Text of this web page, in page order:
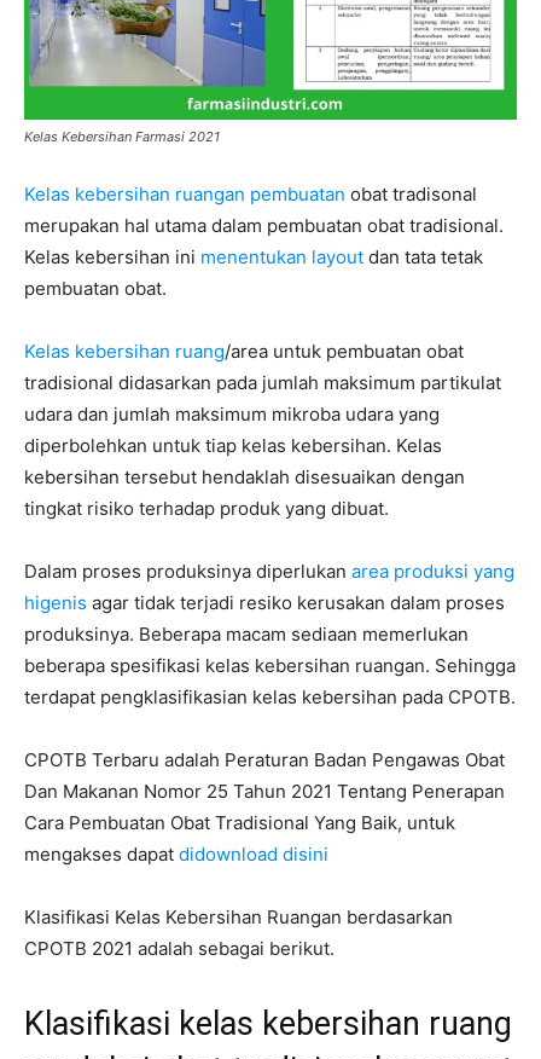
Kelas Kebersihan Farmasi 2021
Kelas kebersihan ruangan pembuatan obat tradisonal
merupakan hal utama dalam pembuatan obat tradisional.
Kelas kebersihan ini menentukan layout dan tata tetak
pembuatan obat.
Kelas kebersihan ruang/area untuk pembuatan obat
tradisional didasarkan pada jumlah maksimum partikulat
udara dan jumlah maksimum mikroba udara yang
diperbolehkan untuk tiap kelas kebersihan. Kelas
kebersihan tersebut hendaklah disesuaikan dengan
tingkat risiko terhadap produk yang dibuat.
Dalam proses produksinya diperlukan area produksi yang
higenis agar tidak terjadi resiko kerusakan dalam proses
produksinya. Beberapa macam sediaan memerlukan
beberapa spesifikasi kelas kebersihan ruangan. Sehingga
terdapat pengklasifikasian kelas kebersihan pada CPOTB.
CPOTB Terbaru adalah Peraturan Badan Pengawas Obat
Dan Makanan Nomor 25 Tahun 2021 Tentang Penerapan
Cara Pembuatan Obat Tradisional Yang Baik, untuk
mengakses dapat didownload disini
Klasifikasi Kelas Kebersihan Ruangan berdasarkan
CPOTB 2021 adalah sebagai berikut.
Klasifikasi kelas kebersihan ruang